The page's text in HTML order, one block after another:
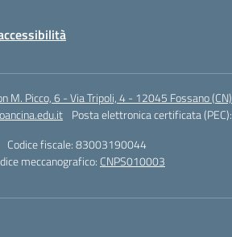
M. Picco, 6 - Via Tripoli, 4 - 12045 Fossano (CN)
Posta elettronica certificata (PEC):
Codice fiscale: 83003190044
meccanografico: CNPS010003